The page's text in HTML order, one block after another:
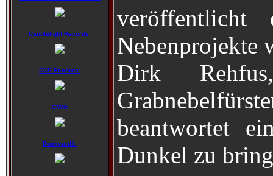
Candlelight Records:
CCP Records:
CMM:
Dockyard1:
Nebenprojekte
Dirk
beantwortet
Dunkel zu